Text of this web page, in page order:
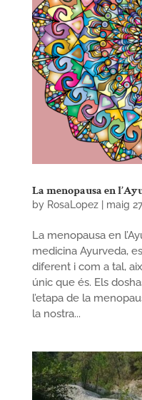
La menopausa en
by RosaLopez| maig
La menopausa en
medicina Ayurveda,
diferent i com a tal,
únic que és. Els
l’etapa de la
la nostra...